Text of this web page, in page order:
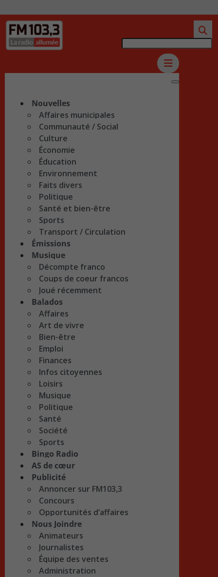
Nouvelles
Affaires municipales
Communauté / Social
Culture
Économie
Éducation
Environnement
Faits divers
Politique
Santé et bien-être
Sports
Transport / Circulation
Émissions
Musique
Décompte franco
Coups de coeur francos
Joué récemment
Balados
Affaires
Art de vivre
Bien-être
Emploi
Finances
Infos citoyennes
Loisirs
Musique
Politique
Santé
Société
Sports
Bingo Radio
AS de cœur
Publicité
Annoncer sur FM103,3
Concours
Opportunités d’affaires
Nous Joindre
Animateurs
Journalistes
Équipe des ventes
Administration